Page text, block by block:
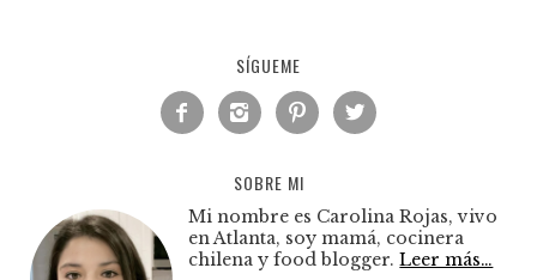
SÍGUEME
   
SOBRE MI
Mi nombre es Carolina Rojas, vivo
en Atlanta, soy mamá, cocinera
chilena y food blogger.Leer más…